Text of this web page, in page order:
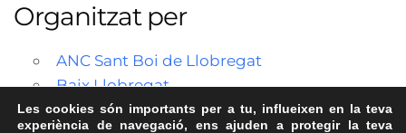
Organitzat per
ANC Sant Boi de Llobregat
Baix Llobregat
Les cookies són importants per a tu, influeixen en la teva
experiència de navegació, ens ajuden a protegir la teva